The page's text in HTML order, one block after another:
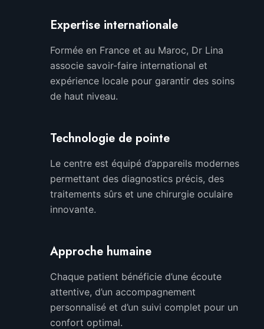
Expertise internationale
Formée en France et au Maroc, Dr Lina
associe savoir-faire international et
expérience locale pour garantir des soins
de haut niveau.
Technologie de pointe
Le centre est équipé d’appareils modernes
permettant des diagnostics précis, des
traitements sûrs et une chirurgie oculaire
innovante.
Approche humaine
Chaque patient bénéficie d’une écoute
attentive, d’un accompagnement
personnalisé et d’un suivi complet pour un
confort optimal.